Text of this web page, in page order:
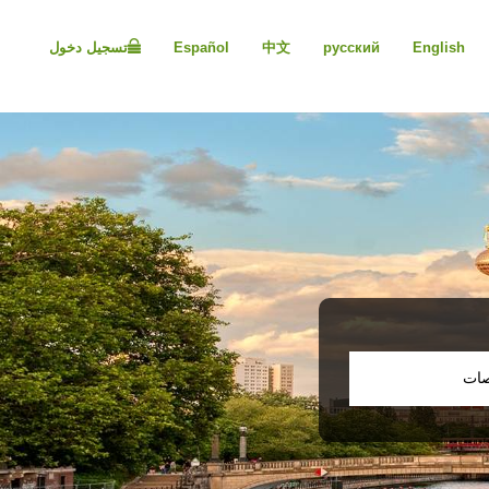
accessibility
system.
Press
Control-
F11
to
adjust
the
website
to
people
with
visual
disabilities
who
are
English
русский
中文
Español تسجيل دخول